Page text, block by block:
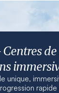
Centres
unique,